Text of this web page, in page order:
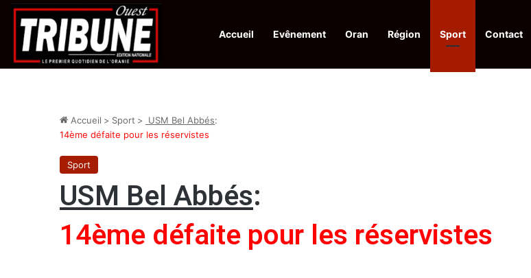
Accueil Evênement Oran Région Sport Contact
Infos en Direct: Protection de la ville sainte d’El-Qods : l’Algérie appelle à une action collective
Accueil > Sport > USM Bel Abbés:
14ème défaite pour les réservistes
Sport
USM Bel Abbés:
14ème défaite pour les réservistes